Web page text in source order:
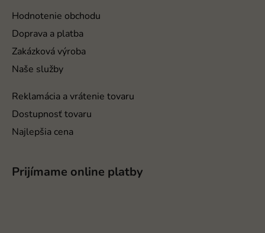
Hodnotenie obchodu
Doprava a platba
Zakázková výroba
Naše služby
Reklamácia a vrátenie tovaru
Dostupnosť tovaru
Najlepšia cena
Prijímame online platby